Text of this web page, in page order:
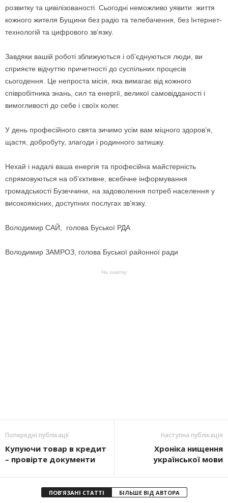
розвитку та цивілізованості. Сьогодні неможливо уявити життя
кожного жителя Бущини без радіо та телебачення, без Інтернет-
технологій та цифрового зв’язку.
Завдяки вашій роботі зближуються і об’єднуються люди, ви
сприяєте відчуттю причетності до суспільних процесів
сьогодення. Це непроста місія, яка вимагає від кожного
співробітника знань, сил та енергії, великої самовідданості і
вимогливості до себе і своїх колег.
У день професійного свята зичимо усім вам міцного здоров’я,
щастя, добробуту, злагоди і родинного затишку.
Нехай і надалі ваша енергія та професійна майстерність
спрямовуються на об’єктивне, всебічне інформування
громадськості Бузеччини, на задоволення потреб населення у
високоякісних, доступних послугах зв’язку.
Володимир САЙ, голова Буської РДА
Володимир ЗАМРОЗ, голова Буської районної ради
На замітку
Попередні публікації
Купуючи товар в кредит
– провірте документи
Наступна публікація
Хроніка нищення
української мови
ПОВ'ЯЗАНІ СТАТТІ БІЛЬШЕ ВІД АВТОРА